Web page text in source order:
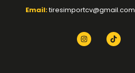
Email:tiresimportcv@gmail.com